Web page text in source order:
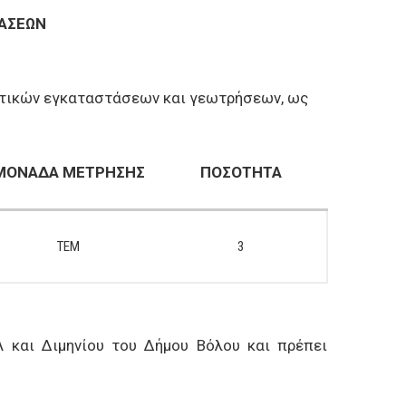
εγκαταστάσεων και γεωτρήσεων, ως
ΜΕΤΡΗΣΗΣ ΠΟΣΟΤΗΤΑ
ΤΕΜ 3
Διμηνίου του Δήμου Βόλου και πρέπει